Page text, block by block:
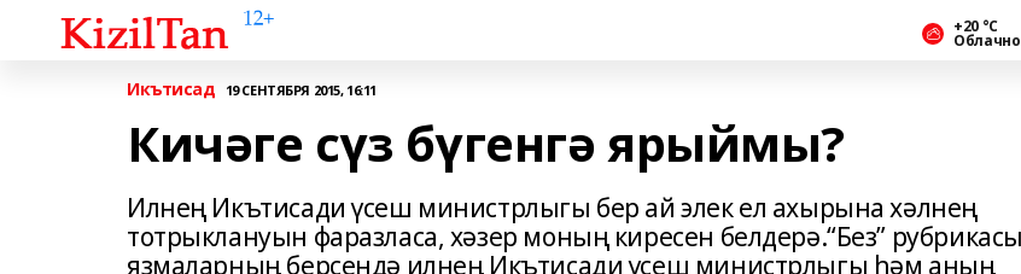
+20 °С
Облачно
Икътисад 19 СЕНТЯБРЯ 2015, 16:11
Кичәге сүз бүгенгә ярыймы?
Илнең Икътисади үсеш министрлыгы бер ай элек ел ахырына хәлнең
тотрыклануын фаразласа, хәзер моның киресен белдерә.“Без”
язмаларның берсендә илнең Икътисади үсеш министрлыгы һәм аның